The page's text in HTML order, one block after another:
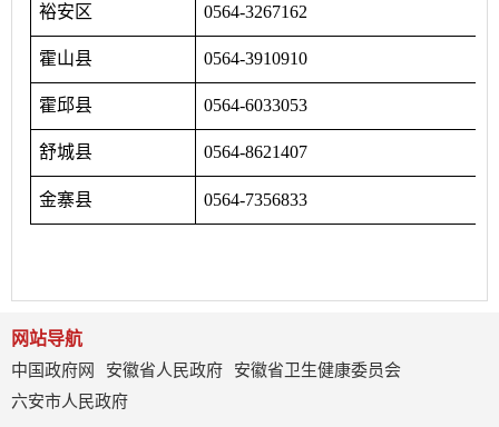
裕安区 0564-3267162
霍山县 0564-3910910
霍邱县 0564-6033053
舒城县 0564-8621407
金寨县 0564-7356833
网站导航
中国政府网
安徽省人民政府
安徽省卫生健康委员会
六安市人民政府